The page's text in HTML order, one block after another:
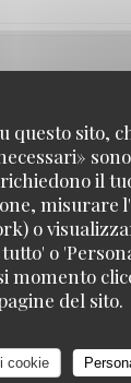
sito,
il
misurare
o
o
momento
del sito.
cookie
5/5
: 5/5